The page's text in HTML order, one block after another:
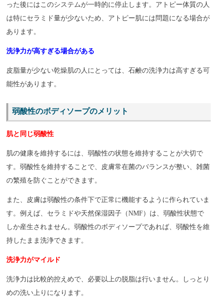
った後にはこのシステムが一時的に停止します。アトピー体質の人
は特にセラミド量が少ないため、アトピー肌には問題になる場合が
あります。
洗浄力が高すぎる場合がある
皮脂量が少ない乾燥肌の人にとっては、石鹸の洗浄力は高すぎる可
能性があります。
弱酸性のボディソープのメリット
肌と同じ弱酸性
肌の健康を維持するには、弱酸性の状態を維持することが大切で
す。弱酸性を維持することで、皮膚常在菌のバランスが整い、雑菌
の繁殖を防ぐことができます。
また、皮膚は弱酸性の条件下で正常に機能するように作られていま
す。例えば、セラミドや天然保湿因子（NMF）は、弱酸性状態で
しか産生されません。弱酸性のボディソープであれば、弱酸性を維
持したまま洗浄できます。
洗浄力がマイルド
洗浄力は比較的控えめで、必要以上の脱脂は行いません。しっとり
めの洗い上りになります。